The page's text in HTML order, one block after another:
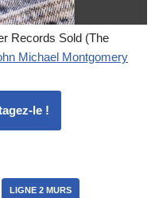
Records Sold (The
Michael Montgomery
le !
LIGNE 2 MURS